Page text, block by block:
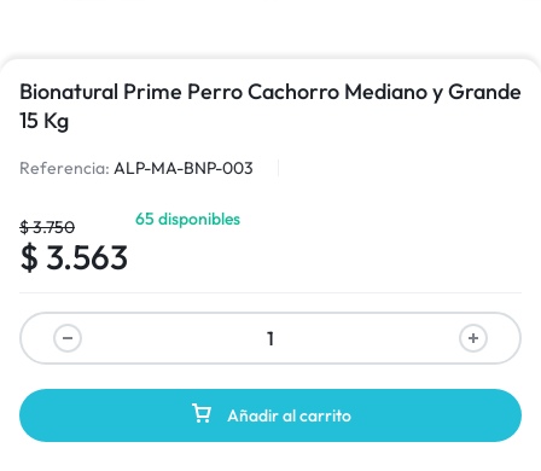
Bionatural Prime Perro Cachorro Mediano y Grande
15 Kg
Referencia: ALP-MA-BNP-003
$3.750
$ 3.563
65 disponibles
Añadir al carrito